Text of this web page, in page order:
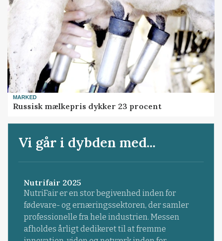
MARKED
Russisk mælkepris dykker 23 procent
Vi går i dybden med...
Nutrifair 2025
NutriFair er en stor begivenhed inden for
fødevare- og ernæringssektoren, der samler
professionelle fra hele industrien. Messen
afholdes årligt dedikeret til at fremme